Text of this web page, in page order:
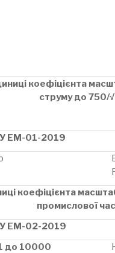
коефіцієнта
струму до 750/
ЕМ-01-2019
коефіцієнта
промислової
ЕМ-02-2019
до 10000